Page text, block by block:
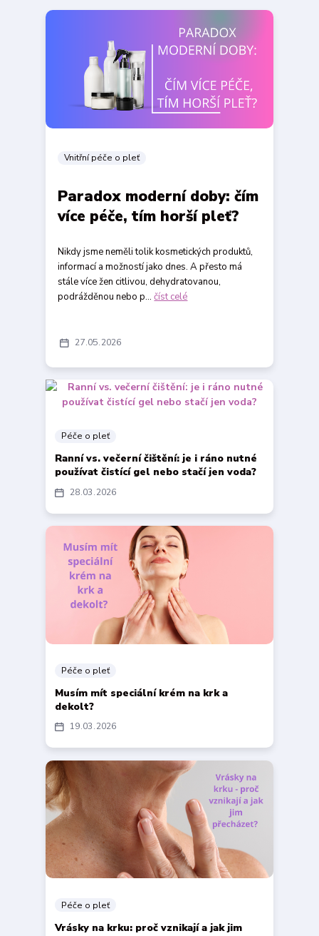
27 05 2026
Vnitřní péče o pleť
Paradox moderní doby: čím
více péče, tím horší pleť?
Nikdy jsme neměli tolik kosmetických produktů,
informací a možností jako dnes. A přesto má
stále více žen citlivou, dehydratovanou,
podrážděnou nebo p...číst celé
28 03 2026
Péče o pleť
Ranní vs. večerní čištění: je i ráno nutné
používat čistící gel nebo stačí jen voda?
19 03 2026
Péče o pleť
Musím mít speciální krém na krk a
dekolt?
Péče o pleť
Vrásky na krku: proč vznikají a jak jim